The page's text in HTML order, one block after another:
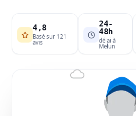
4,8
Basé sur 121
avis
24-
48h
délai à
Melun